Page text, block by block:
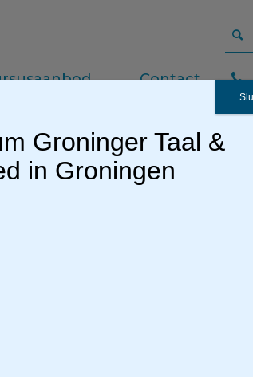
Contact
Praktijkkennis
Groninger Taal &
in Groningen